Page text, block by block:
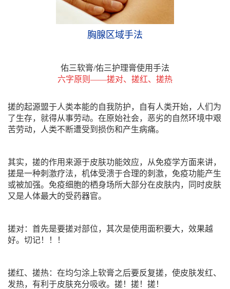
胸腺区域手法
佑三软膏/佑三护理膏使用手法
六字原则——搓对、搓红、搓热
搓的起源盟于人类本能的自我防护，自有人类开始，人们为
了生存，就得从事劳动。在原始社会，恶劣的自然环境中艰
苦劳动，人类不断遭受到损伤和产生病痛。
其实，搓的作用来源于皮肤功能效应，从免疫学方面来讲，
搓是一种刺激疗法，机体受溃于合理的刺激，免疫功能产生
或被加强。免疫细胞的栖身场所大部分在皮肤内，同时皮肤
又是人体最大的受药器官。
搓对：首先是要搓对部位，其次是使用面积要大，效果越
好。切记！！！
搓红、搓热：在均匀涂上软膏之后要反复搓，使皮肤发红、
发热，有利于皮肤充分吸收。搓！搓！搓！